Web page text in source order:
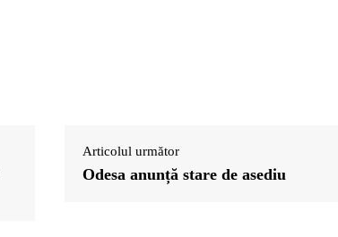
Articolul următor
Odesa anunță stare de asediu